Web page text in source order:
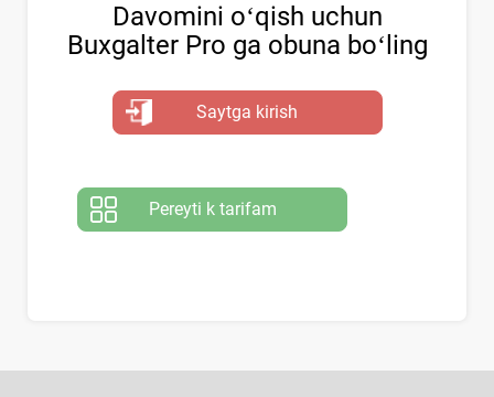
Davomini oʻqish uchun
Buxgalter Pro ga obuna boʻling
Saytga kirish
Pereyti k tarifam